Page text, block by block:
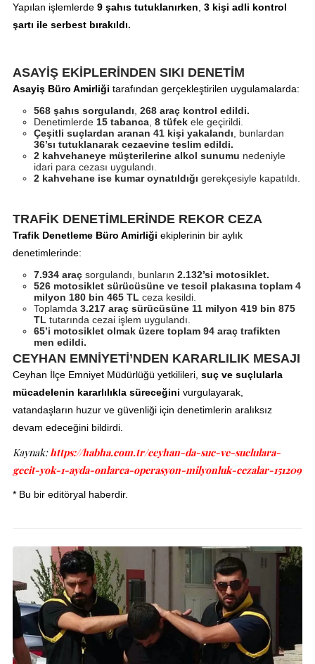
Yapılan işlemlerde 9 şahıs tutuklanırken 3 kişi adli kontrol
şartı ile serbest bırakıldı.
ASAYİŞ EKİPLERİNDEN SIKI DENETİM
Asayiş Büro Amirliği tarafından gerçekleştirilen uygulamalarda:
568 şahıs sorgulandı 268 araç kontrol edildi.
Denetimlerde 15 tabanca, 8 tüfekele geçirildi.
Çeşitli suçlardan aranan 41 kişi yakalandı , bunlardan
36’sı tutuklanarak cezaevine teslim edildi.
2 kahvehaneye müşterilerine alkol sunumu nedeniyle
idari para cezası uygulandı.
2 kahvehane ise kumar oynatıldığı gerekçesiyle kapatıldı.
TRAFİK DENETİMLERİNDE REKOR CEZA
Trafik Denetleme Büro Amirliği ekiplerinin bir aylık
denetimlerinde:
7.934 araçsorgulandı, bunların 2.132’si motosiklet.
526 motosiklet sürücüsüne ve tescil plakasına toplam 4
milyon 180 bin 465 TL ceza kesildi.
Toplamda 3.217 araç sürücüsüne 11 milyon 419 bin 875
TL tutarında cezai işlem uygulandı.
65’i motosiklet olmak üzere toplam 94 araç trafikten
men edildi.
CEYHAN EMNİYETİ’NDEN KARARLILIK MESAJI
Ceyhan İlçe Emniyet Müdürlüğü yetkilileri, suç ve suçlularla
mücadelenin kararlılıkla süreceğini vurgulayarak,
vatandaşların huzur ve güvenliği için denetimlerin aralıksız
devam edeceğini bildirdi.
Kaynak: https://habha.com.tr/ceyhan-da-suc-ve-suclulara-
gecit-yok-1-ayda-onlarca-operasyon-milyonluk-cezalar-151209
* Bu bir editöryal haberdir.